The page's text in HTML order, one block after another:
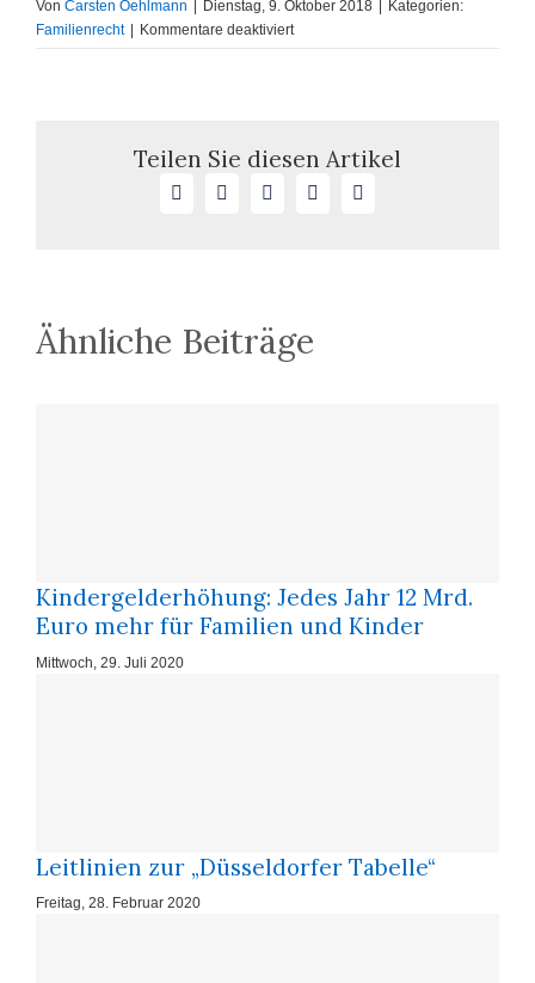
Von Carsten Oehlmann Dienstag, 9. Oktober 2018
Kategorien:
Familienrecht
Kommentare deaktiviertfür
Kommunikationsfähigkeit
erweiterten
Umgang
Teilen Sie diesen Artikel
Facebook LinkedInWhatsApp
Ähnliche Beiträge
Kindergelderhöhung: Je­des Jahr 12 Mrd.
Eu­ro mehr für Fa­mi­li­en und Kin­der
Mittwoch, 29. Juli 2020
Leitlinien zur „Düsseldorfer Tabelle“
Freitag, 28. Februar 2020